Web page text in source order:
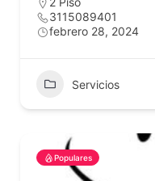
3115089401
febrero 28, 2024
Servicios
Populares